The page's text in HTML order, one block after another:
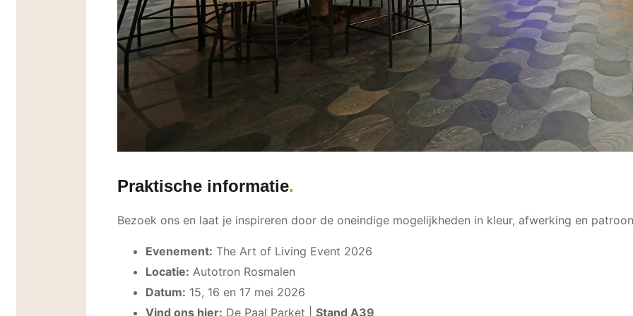
Praktische informatie
Bezoek ons en laat je inspireren door de oneindige mogelijkheden in kleur, afwerking en
Evenement: The Art of Living Event 2026
Locatie: Autotron Rosmalen
Datum: 15, 16 en 17 mei 2026
Vind ons hier: De Paal Parket |Stand A39